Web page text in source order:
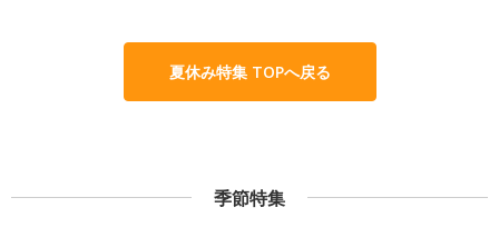
夏休み特集 TOPへ戻る
季節特集